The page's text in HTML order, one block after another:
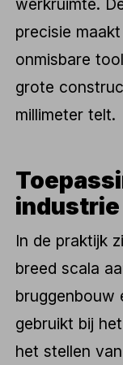
werkruimte.
precisie
onmisbare
grote
millimeter telt.
In de praktijk
breed scala
bruggenbouw
gebruikt bij
het stellen